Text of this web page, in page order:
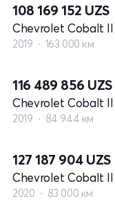
108 169 152 UZS
2019 163 000 км
116 489 856 UZS
2019 84 944 км
127 187 904 UZS
2020 83 000 км